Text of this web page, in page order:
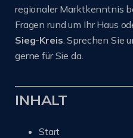
regionaler Marktkenntnis
Fragen rund um Ihr Haus
Sieg-Kreis. Sprechen Sie
gerne für Sie da.
INHALT
Start